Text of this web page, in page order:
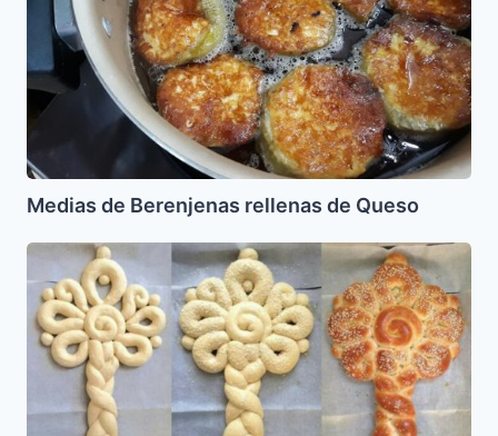
Queso
Medias de Berenjenas rellenas de Queso
Schlissel
Challah
(Jala
en
forma
llave)